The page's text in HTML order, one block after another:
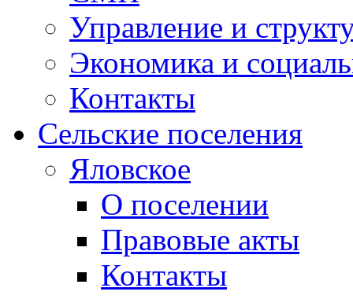
Управление и
Экономика и
Контакты
Сельские поселения
Яловское
О поселении
Правовые акты
Контакты